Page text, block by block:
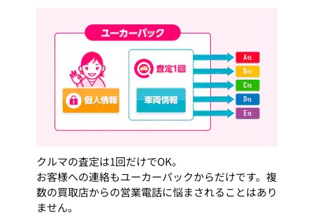
クルマの査定は1回だけでOK。
お客様への連絡もユーカーパックからだけです。複
数の買取店からの営業電話に悩まされることはあり
ません。